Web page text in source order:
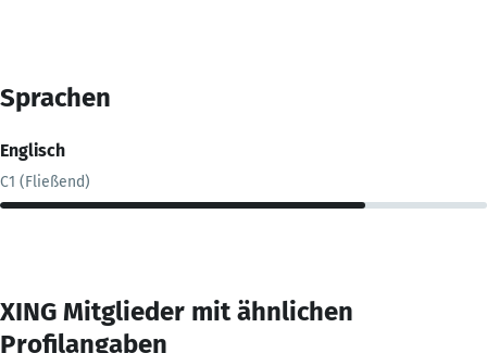
Sprachen
Englisch
C1 (Fließend)
XING Mitglieder mit ähnlichen
Profilangaben